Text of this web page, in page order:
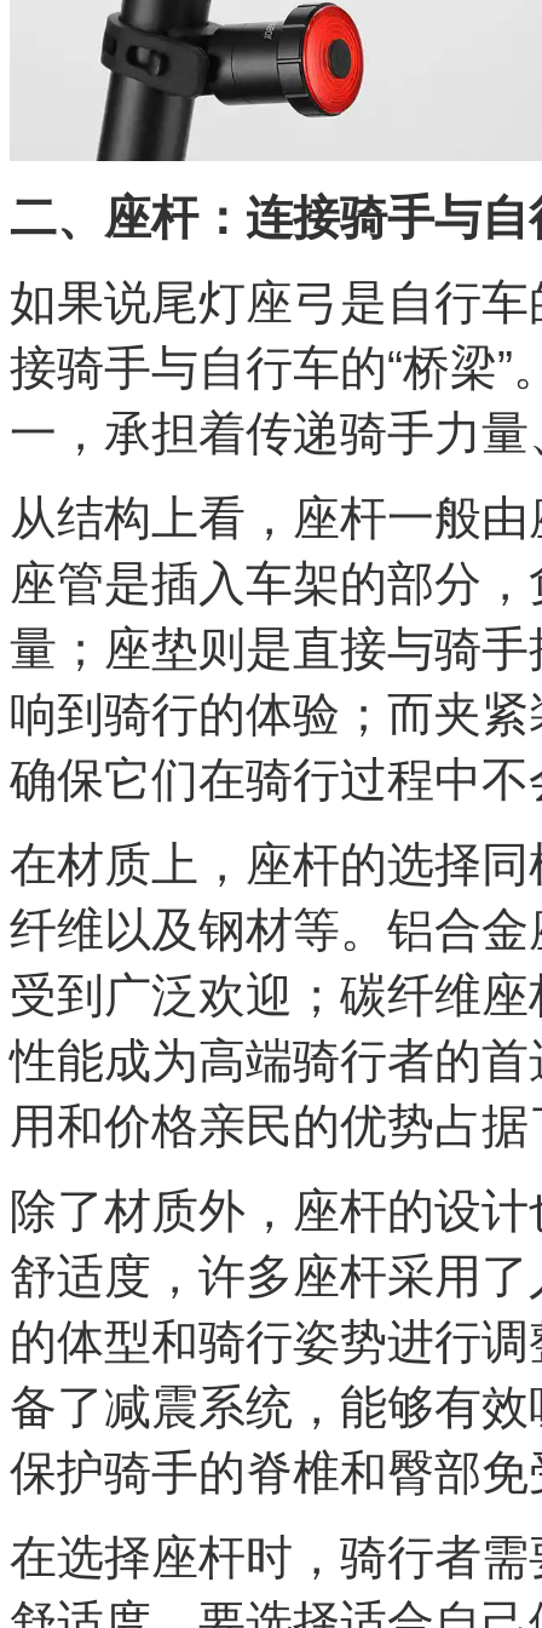
二、座杆：连接骑手与
如果说尾灯座弓是自行
接骑手与自行车的“桥梁
一，承担着传递骑手力
从结构上看，座杆一般
座管是插入车架的部分
量；座垫则是直接与骑
响到骑行的体验；而夹
确保它们在骑行过程中
在材质上，座杆的选择
纤维以及钢材等。铝合
受到广泛欢迎；碳纤维
性能成为高端骑行者的
用和价格亲民的优势占
除了材质外，座杆的设
舒适度，许多座杆采用
的体型和骑行姿势进行
备了减震系统，能够有
保护骑手的脊椎和臀部
在选择座杆时，骑行者